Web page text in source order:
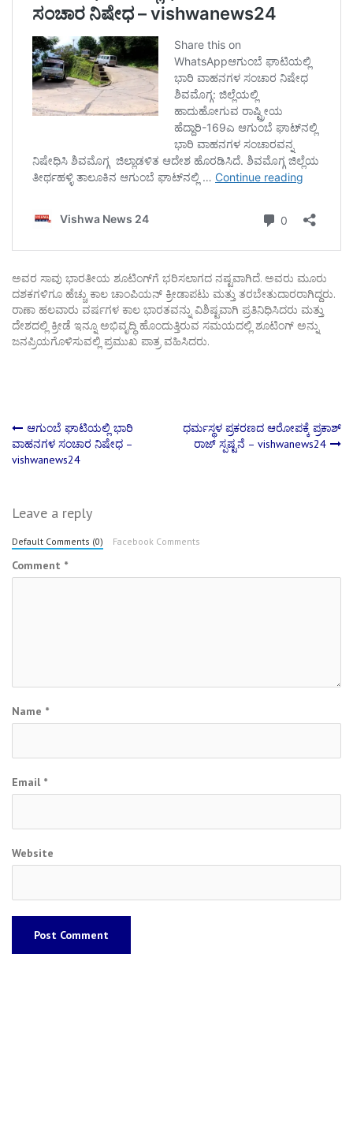
ಅವರ ಸಾವು ಭಾರತೀಯ ಶೂಟಿಂಗ್‌ಗೆ ಭರಿಸಲಾಗದ ನಷ್ಟವಾಗಿದೆ. ಅವರು ಮೂರು
ದಶಕಗಳಿಗೂ ಹೆಚ್ಚು ಕಾಲ ಚಾಂಪಿಯನ್ ಕ್ರೀಡಾಪಟು ಮತ್ತು ತರಬೇತುದಾರರಾಗಿದ್ದರು.
ರಾಣಾ ಹಲವಾರು ವರ್ಷಗಳ ಕಾಲ ಭಾರತವನ್ನು ವಿಶಿಷ್ಟವಾಗಿ ಪ್ರತಿನಿಧಿಸಿದರು ಮತ್ತು
ದೇಶದಲ್ಲಿ ಕ್ರೀಡೆ ಇನ್ನೂ ಅಭಿವೃದ್ಧಿ ಹೊಂದುತ್ತಿರುವ ಸಮಯದಲ್ಲಿ ಶೂಟಿಂಗ್ ಅನ್ನು
ಜನಪ್ರಿಯಗೊಳಿಸುವಲ್ಲಿ ಪ್ರಮುಖ ಪಾತ್ರ ವಹಿಸಿದರು.
Post
navigation
ಆಗುಂಬೆ ಘಾಟಿಯಲ್ಲಿ ಭಾರಿ
ವಾಹನಗಳ ಸಂಚಾರ ನಿಷೇಧ –
vishwanews24
ಧರ್ಮಸ್ಥಳ ಪ್ರಕರಣದ ಆರೋಪಕ್ಕೆ ಪ್ರಕಾಶ್
ರಾಜ್ ಸ್ಪಷ್ಟನೆ – vishwanews24
Leave a reply
Default Comments (0) Facebook Comments
Comment *
Name *
Email *
Website